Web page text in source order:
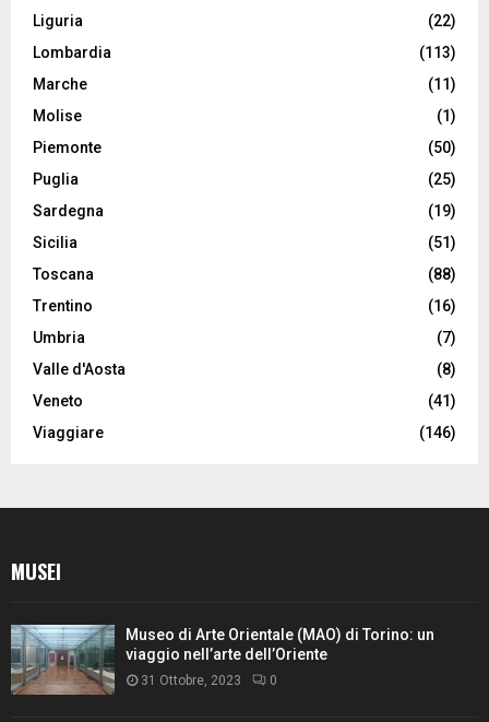
Liguria
(22)
Lombardia
(113)
Marche
(11)
Molise
(1)
Piemonte
(50)
Puglia
(25)
Sardegna
(19)
Sicilia
(51)
Toscana
(88)
Trentino
(16)
Umbria
(7)
Valle d'Aosta
(8)
Veneto
(41)
Viaggiare
(146)
MUSEI
Museo di Arte Orientale (MAO) di Torino: un
viaggio nell’arte dell’Oriente
31 Ottobre, 2023 0